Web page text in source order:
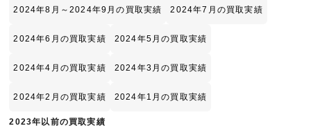
2024年8月～2024年9月の買取実績 2024年7月の買取実績
2024年6月の買取実績 2024年5月の買取実績
2024年4月の買取実績 2024年3月の買取実績
2024年2月の買取実績 2024年1月の買取実績
2023年以前の買取実績